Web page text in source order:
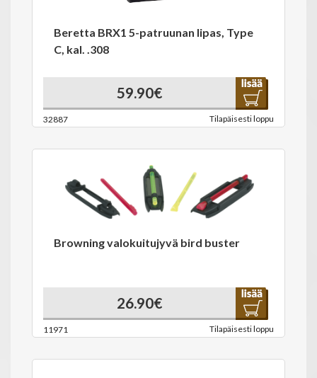
Beretta BRX1 5-patruunan lipas, Type
C, kal. .308
59.90€
32887 Tilapäisesti loppu
Browning valokuitujyvä bird buster
26.90€
11971 Tilapäisesti loppu